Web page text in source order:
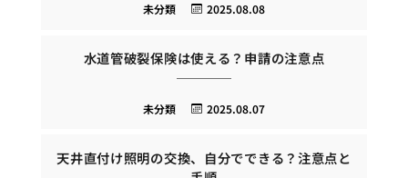
2025.08.08
未分類
水道管破裂保険は使える？申請の注意点
2025.08.07
未分類
天井直付け照明の交換、自分でできる？注意点と